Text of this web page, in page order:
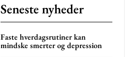
Seneste nyheder
Faste hverdagsrutiner kan
mindske smerter og depression